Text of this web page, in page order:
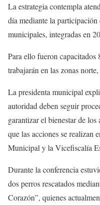
La estrategia contempla
día mediante la
municipales, integradas en
Para ello fueron
trabajarán en las zonas
La presidenta municipal
autoridad deben seguir
garantizar el bienestar de
que las acciones se realizan
Municipal y la Vicefiscalía
Durante la conferencia
dos perros rescatados
Corazón”, quienes